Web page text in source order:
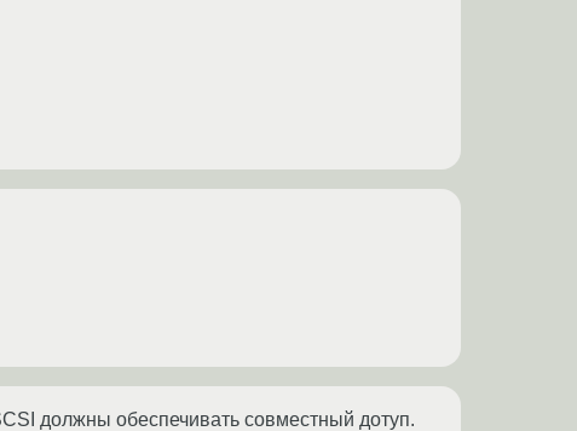
должны обеспечивать совместный дотуп.